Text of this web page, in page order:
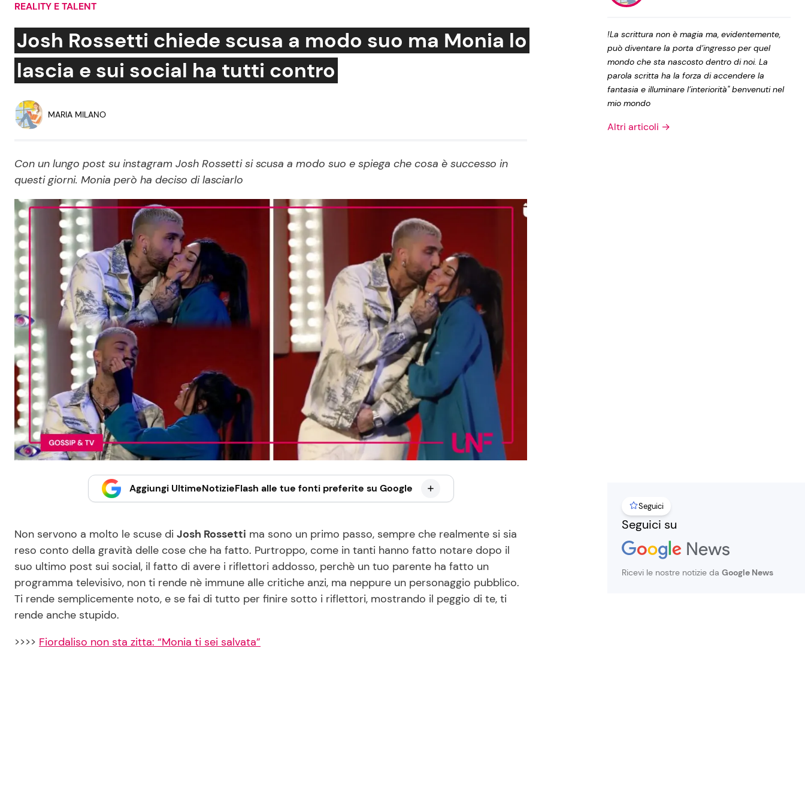
Social News
News dal mondo
Benessere
News benessere
Salute
Festività
Ricette Facili e Veloci
Ricette Feste
Ricette per Bambini
Privacy Policy
REALITY E TALENT
Josh Rossetti chiede scusa a modo suo ma Monia lo
lascia e sui social ha tutti contro
MARIA MILANO
Con un lungo post su instagram Josh Rossetti si scusa a modo suo e spiega che cosa è successo in
questi giorni. Monia però ha deciso di lasciarlo
Aggiungi UltimeNotizieFlash alle tue fonti preferite su Google
Non servono a molto le scuse di Josh Rossetti ma sono un primo passo, sempre che realmente si sia
reso conto della gravità delle cose che ha fatto. Purtroppo, come in tanti hanno fatto notare dopo il
suo ultimo post sui social, il fatto di avere i riflettori addosso, perchè un tuo parente ha fatto un
programma televisivo, non ti rende nè immune alle critiche anzi, ma neppure un personaggio pubblico.
Ti rende semplicemente noto, e se fai di tutto per finire sotto i riflettori, mostrando il peggio di te, ti
rende anche stupido.
>>>> Fiordaliso non sta zitta: “Monia ti sei salvata”
!La scrittura non è magia ma, evidentemente,
può diventare la porta d’ingresso per quel
mondo che sta nascosto dentro di noi. La
parola scritta ha la forza di accendere la
fantasia e illuminare l’interiorità" benvenuti nel
mio mondo
Altri articoli →
Seguici
Seguici su
Ricevi le nostre notizie da Google News